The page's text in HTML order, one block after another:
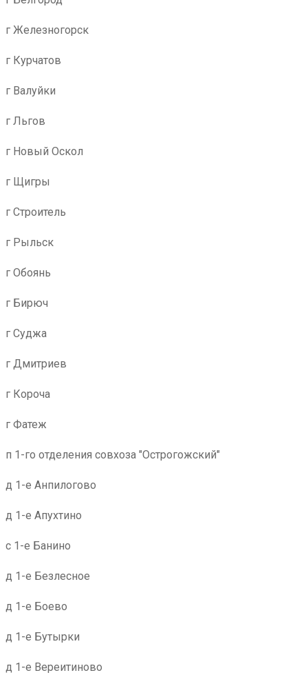
г Железногорск
г Курчатов
г Валуйки
г Льгов
г Новый Оскол
г Щигры
г Строитель
г Рыльск
г Обоянь
г Бирюч
г Суджа
г Дмитриев
г Короча
г Фатеж
п 1-го отделения совхоза "Острогожский"
д 1-е Анпилогово
д 1-е Апухтино
с 1-е Банино
д 1-е Безлесное
д 1-е Боево
д 1-е Бутырки
д 1-е Вереитиново